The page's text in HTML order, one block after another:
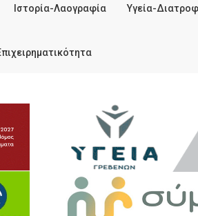
Ιστορία-Λαογραφία Υγεία-